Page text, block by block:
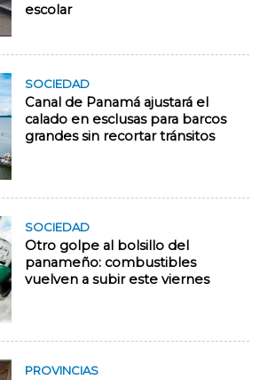
escolar
SOCIEDAD
Canal de Panamá ajustará el
calado en esclusas para barcos
grandes sin recortar tránsitos
SOCIEDAD
Otro golpe al bolsillo del
panameño: combustibles
vuelven a subir este viernes
PROVINCIAS